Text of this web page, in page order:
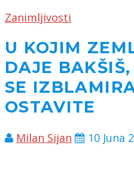
Zanimljivosti
U KOJIM
DAJE
SE
OSTAVITE
Milan Sijan 10 Juna